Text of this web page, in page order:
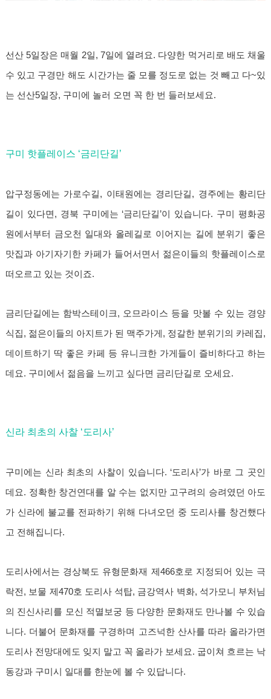
선산 5일장은 매월 2일, 7일에 열려요. 다양한 먹거리로 배도 채울
수 있고 구경만 해도 시간가는 줄 모를 정도로 없는 것 빼고 다~있
는 선산5일장, 구미에 놀러 오면 꼭 한 번 들러보세요.
구미 핫플레이스 ‘금리단길’
압구정동에는 가로수길, 이태원에는 경리단길, 경주에는 황리단
길이 있다면, 경북 구미에는 ‘금리단길’이 있습니다. 구미 평화공
원에서부터 금오천 일대와 올레길로 이어지는 길에 분위기 좋은
맛집과 아기자기한 카페가 들어서면서 젊은이들의 핫플레이스로
떠오르고 있는 것이죠.
금리단길에는 함박스테이크, 오므라이스 등을 맛볼 수 있는 경양
식집, 젊은이들의 아지트가 된 맥주가게, 정갈한 분위기의 카레집,
데이트하기 딱 좋은 카페 등 유니크한 가게들이 즐비하다고 하는
데요. 구미에서 젊음을 느끼고 싶다면 금리단길로 오세요.
신라 최초의 사찰 ‘도리사’
구미에는 신라 최초의 사찰이 있습니다. ‘도리사’가 바로 그 곳인
데요. 정확한 창건연대를 알 수는 없지만 고구려의 승려였던 아도
가 신라에 불교를 전파하기 위해 다녀오던 중 도리사를 창건했다
고 전해집니다.
도리사에서는 경상북도 유형문화재 제466호로 지정되어 있는 극
락전, 보물 제470호 도리사 석탑, 금강역사 벽화, 석가모니 부처님
의 진신사리를 모신 적멸보궁 등 다양한 문화재도 만나볼 수 있습
니다. 더불어 문화재를 구경하며 고즈넉한 산사를 따라 올라가면
도리사 전망대에도 잊지 말고 꼭 올라가 보세요. 굽이쳐 흐르는 낙
동강과 구미시 일대를 한눈에 볼 수 있답니다.